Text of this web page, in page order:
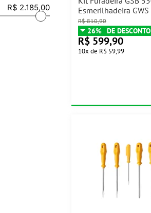
Esmerilhadeira
Bosch
R$ 810,90
26%
R$ 599,90
10x de R$ 59,99